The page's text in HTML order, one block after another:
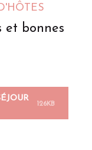
et bonnes
126KB